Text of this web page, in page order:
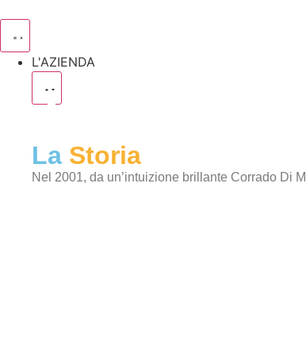
L'AZIENDA
La Storia
Nel 2001, da un’intuizione brillante Corrado Di